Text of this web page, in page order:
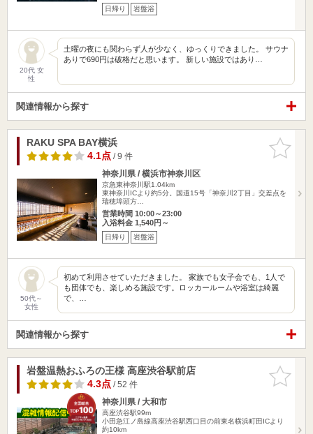
日帰り 岩盤浴
20代 女
性
土曜の夜にも関わらず人が少なく、ゆっくりできました。 サウナ
ありで690円は破格だと思います。 新しい施設ではあり…
関連情報から探す
お気に入
りに追加
RAKU SPA BAY横浜
4.1点/ 9 件
神奈川県 / 横浜市神奈川区
京急東神奈川駅1.04km
東神奈川ICより約5分。国道15号「神奈川2丁目」交差点を
瑞穂埠頭方…
営業時間 10:00～23:00
入浴料金 1,540円～
日帰り 岩盤浴
50代～
女性
初めて利用させていただきました。 家族でも女子会でも、1人で
も団体でも、楽しめる施設です。ロッカールームや浴室は綺麗
で、…
関連情報から探す
お気に入
りに追加
岩盤温熱おふろの王様 高座渋谷駅前店
4.3点/ 52 件
神奈川県 / 大和市
高座渋谷駅99m
小田急江ノ島線高座渋谷駅西口目の前東名横浜町田ICより
約10km